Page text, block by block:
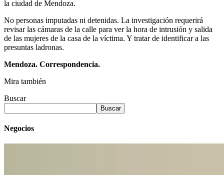
la ciudad de Mendoza.
No personas imputadas ni detenidas. La investigación requerirá
revisar las cámaras de la calle para ver la hora de intrusión y salida
de las mujeres de la casa de la víctima. Y tratar de identificar a las
presuntas ladronas.
Mendoza. Correspondencia.
Mira también
Buscar
Buscar
Negocios